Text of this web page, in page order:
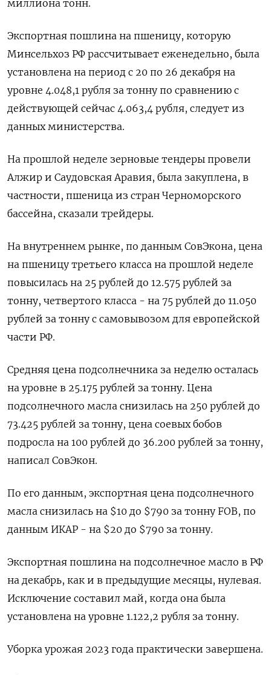
миллиона тонн.
Экспортная пошлина на пшеницу, которую
Минсельхоз РФ рассчитывает еженедельно, была
установлена на период с 20 по 26 декабря на
уровне 4.048,1 рубля за тонну по сравнению с
действующей сейчас 4.063,4 рубля, следует из
данных министерства.
На прошлой неделе зерновые тендеры провели
Алжир и Саудовская Аравия, была закуплена, в
частности, пшеница из стран Черноморского
бассейна, сказали трейдеры.
На внутреннем рынке, по данным СовЭкона, цена
на пшеницу третьего класса на прошлой неделе
повысилась на 25 рублей до 12.575 рублей за
тонну, четвертого класса - на 75 рублей до 11.050
рублей за тонну с самовывозом для европейской
части РФ.
Средняя цена подсолнечника за неделю осталась
на уровне в 25.175 рублей за тонну. Цена
подсолнечного масла снизилась на 250 рублей до
73.425 рублей за тонну, цена соевых бобов
подросла на 100 рублей до 36.200 рублей за тонну,
написал СовЭкон.
По его данным, экспортная цена подсолнечного
масла снизилась на $10 до $790 за тонну FOB, по
данным ИКАР - на $20 до $790 за тонну.
Экспортная пошлина на подсолнечное масло в РФ
на декабрь, как и в предыдущие месяцы, нулевая.
Исключение составил май, когда она была
установлена на уровне 1.122,2 рубля за тонну.
Уборка урожая 2023 года практически завершена.